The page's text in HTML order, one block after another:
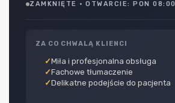
ZAMKNIĘTE · OTWARCIE: PON 08:00
ZA CO CHWALĄ KLIENCI
Miła i profesjonalna obsługa
Fachowe tłumaczenie
Delikatne podejście do pacjenta